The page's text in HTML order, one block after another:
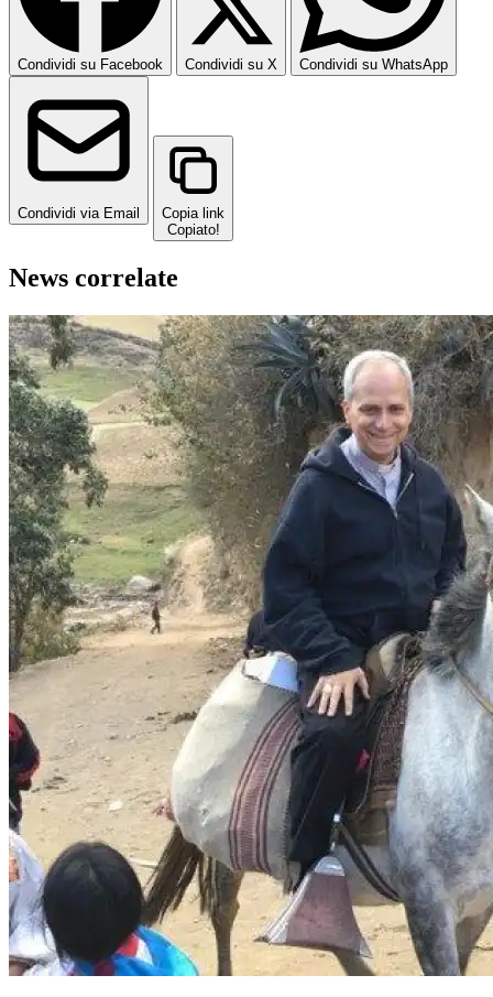
Condividi su Facebook Condividi su X Condividi su WhatsApp
Condividi via Email
Copia link
Copiato!
News correlate